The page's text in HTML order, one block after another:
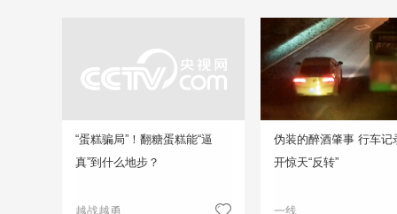
“蛋糕骗局”！翻糖蛋糕能“逼
真”到什么地步？
越战越勇
伪装的醉酒肇事 行车记
开惊天“反转”
一线